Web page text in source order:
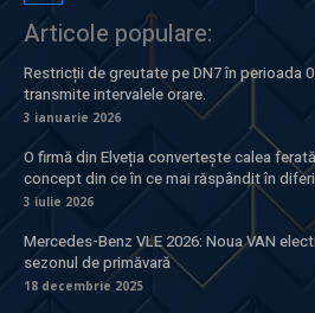
Articole populare:
Restricții de greutate pe DN7 în perioada
transmite intervalele orare.
3 ianuarie 2026
O firmă din Elveția convertește calea
concept din ce în ce mai răspândit în
3 iulie 2026
Mercedes-Benz VLE 2026: Noua VAN
sezonul de primăvară
18 decembrie 2025